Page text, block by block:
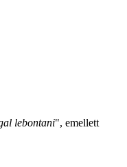
lebontani", emellett